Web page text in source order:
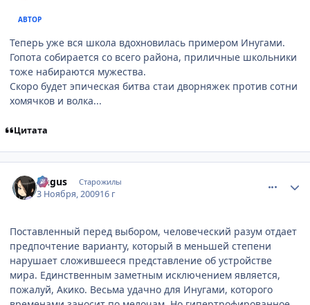
АВТОР
Теперь уже вся школа вдохновилась примером Инугами.
Гопота собирается со всего района, приличные школьники
тоже набираются мужества.
Скоро будет эпическая битва стаи дворняжек против сотни
хомячков и волка...
Цитата
Angus Старожилы
3 Ноября, 200916 г
Поставленный перед выбором, человеческий разум отдает
предпочтение варианту, который в меньшей степени
нарушает сложившееся представление об устройстве
мира. Единственным заметным исключением является,
пожалуй, Акико. Весьма удачно для Инугами, которого